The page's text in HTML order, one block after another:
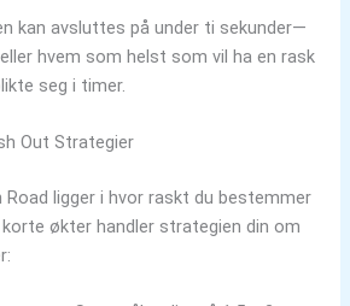
kan avsluttes på under ti sekunder—
hvem som helst som vil ha en rask
seg i timer.
Out Strategier
Road ligger i hvor raskt du bestemmer
økter handler strategien din om